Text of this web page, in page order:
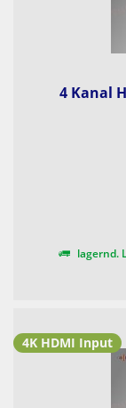
4 Kanal
lagernd.
4K HDMI Input